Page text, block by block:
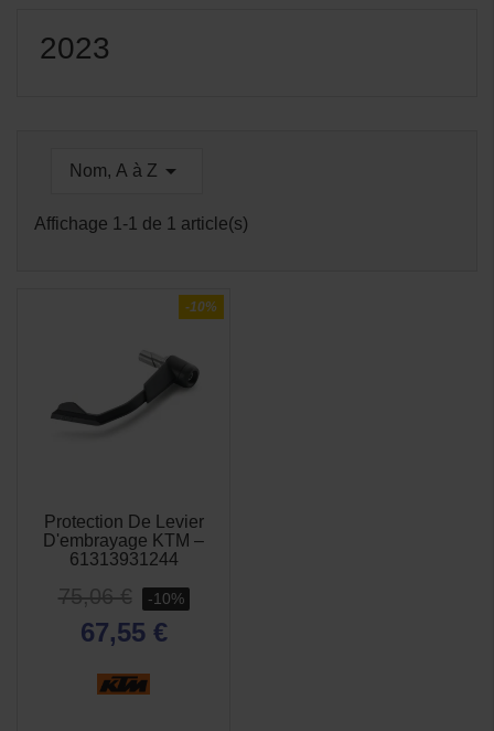
2023
Nom, A à Z 
Affichage 1-1 de 1 article(s)
-10%
Protection De Levier
D'embrayage KTM –
61313931244
75,06 € -10%
67,55 €